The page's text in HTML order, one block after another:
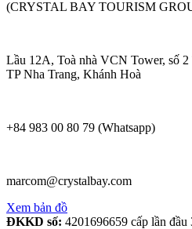
(CRYSTAL BAY TOURISM
Lầu 12A, Toà nhà VCN Tower, số
TP Nha Trang, Khánh Hoà
+84 983 00 80 79 (Whatsapp)
marcom@crystalbay.com
Xem bản đồ
ĐKKD số: 4201696659 cấp lần